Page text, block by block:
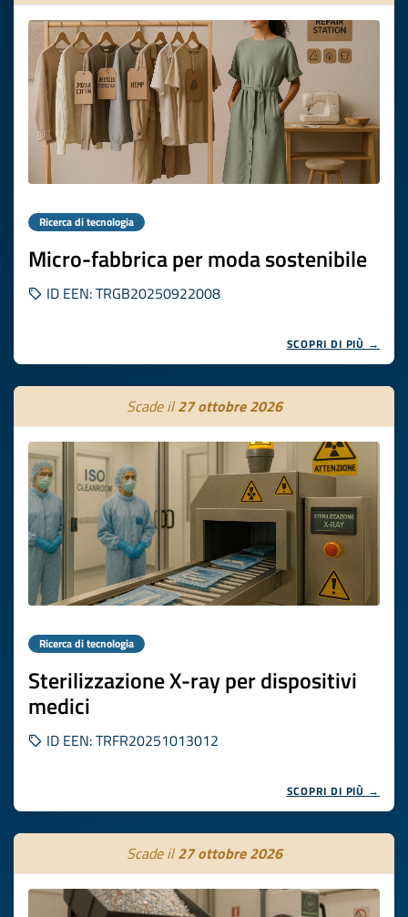
Ricerca di tecnologia
Micro-fabbrica per moda sostenibile
ID EEN: TRGB20250922008
SCOPRI DI PIÙ →
Scade il27 ottobre 2026
Ricerca di tecnologia
Sterilizzazione X-ray per dispositivi
medici
ID EEN: TRFR20251013012
SCOPRI DI PIÙ →
Scade il27 ottobre 2026